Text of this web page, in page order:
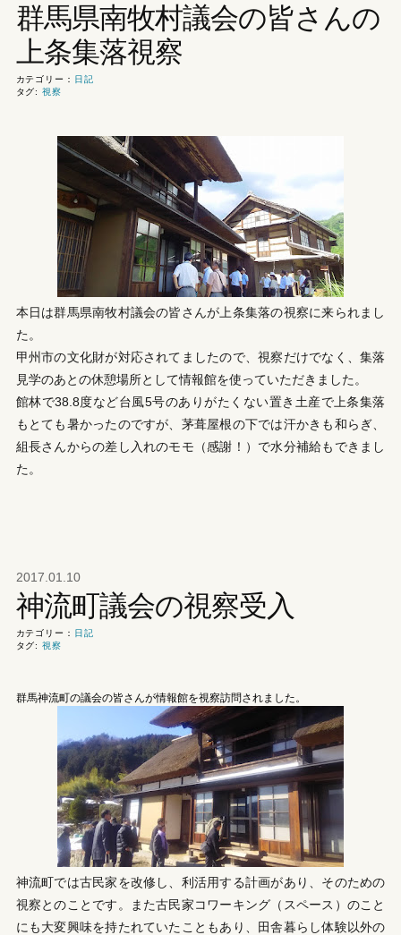
群馬県南牧村議会の皆さんの
上条集落視察
カテゴリー： 日記
タグ:視察
本日は群馬県南牧村議会の皆さんが上条集落の視察に来られまし
た。
甲州市の文化財が対応されてましたので、視察だけでなく、集落
見学のあとの休憩場所として情報館を使っていただきました。
館林で38.8度など台風5号のありがたくない置き土産で上条集落
もとても暑かったのですが、茅葺屋根の下では汗かきも和らぎ、
組長さんからの差し入れのモモ（感謝！）で水分補給もできまし
た。
2017.01.10
神流町議会の視察受入
カテゴリー： 日記
タグ:視察
群馬神流町の議会の皆さんが情報館を視察訪問されました。
神流町では古民家を改修し、利活用する計画があり、そのための
視察とのことです。また古民家コワーキング（スペース）のこと
にも大変興味を持たれていたこともあり、田舎暮らし体験以外の